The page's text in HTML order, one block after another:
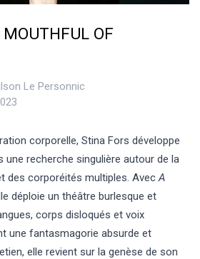
OF
Le Personnic
corporelle, Stina Fors développe
une recherche singulière autour de la
des corporéités multiples. AvecA
déploie un théâtre burlesque et
corps disloqués et voix
une fantasmagorie absurde et
elle revient sur la genèse de son